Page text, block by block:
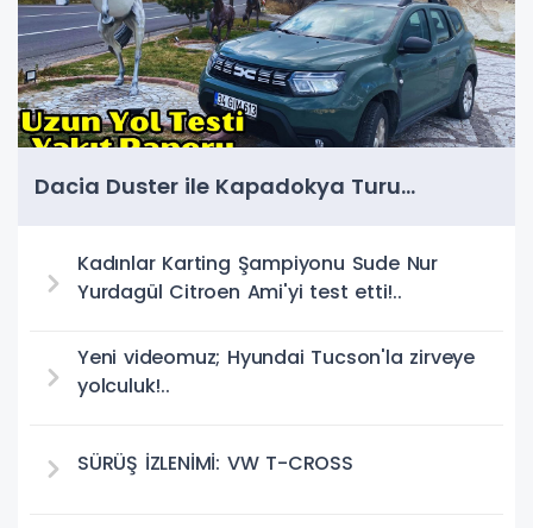
Dacia Duster ile Kapadokya Turu...
Kadınlar Karting Şampiyonu Sude Nur
Yurdagül Citroen Ami'yi test etti!..
Yeni videomuz; Hyundai Tucson'la zirveye
yolculuk!..
SÜRÜŞ İZLENİMİ: VW T-CROSS